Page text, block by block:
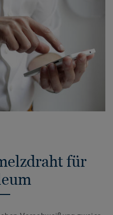
für